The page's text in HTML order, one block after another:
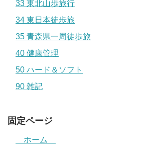
33 東北山歩旅行
34 東日本徒歩旅
35 青森県一周徒歩旅
40 健康管理
50 ハード＆ソフト
90 雑記
固定ページ
ホーム